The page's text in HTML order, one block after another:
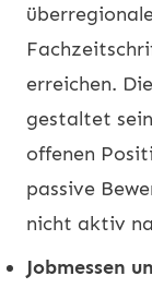
erreichen.
gestaltet
offenen
passive
nicht aktiv
Jobmessen